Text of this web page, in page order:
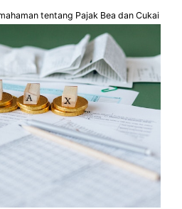
tentang Pajak Bea dan Cukai